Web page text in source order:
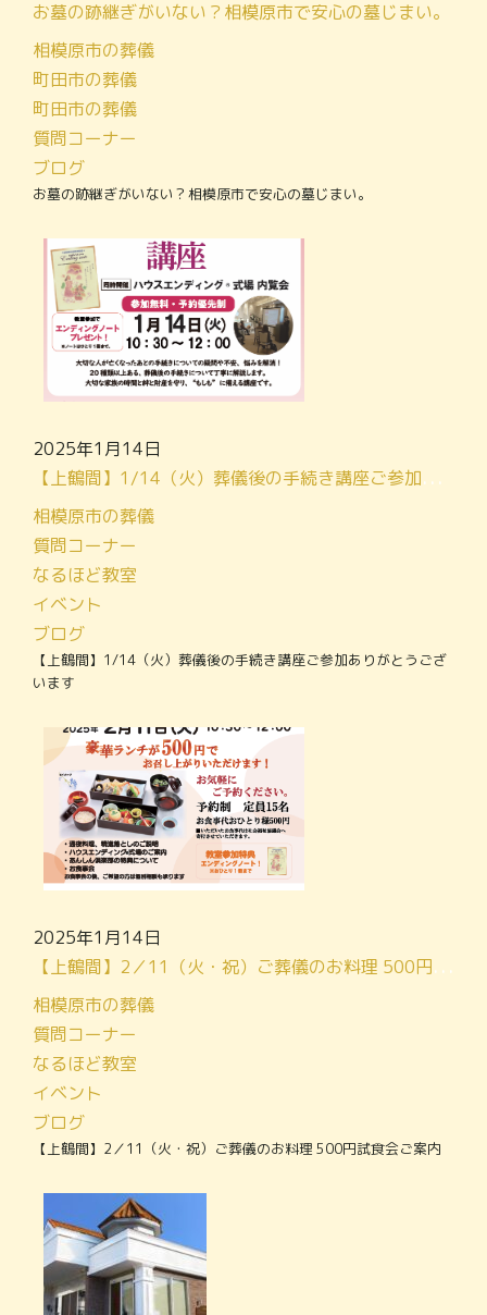
お墓の跡継ぎがいない？相模原市で安心の墓じまい。
相模原市の葬儀
町田市の葬儀
町田市の葬儀
質問コーナー
ブログ
お墓の跡継ぎがいない？相模原市で安心の墓じまい。
2025年1月14日
【上鶴間】1/14（火）葬儀後の手続き講座ご参加ありがとうございます
相模原市の葬儀
質問コーナー
なるほど教室
イベント
ブログ
【上鶴間】1/14（火）葬儀後の手続き講座ご参加ありがとうござ
います
2025年1月14日
【上鶴間】2／11（火・祝）ご葬儀のお料理 500円試食会ご案内
相模原市の葬儀
質問コーナー
なるほど教室
イベント
ブログ
【上鶴間】2／11（火・祝）ご葬儀のお料理 500円試食会ご案内